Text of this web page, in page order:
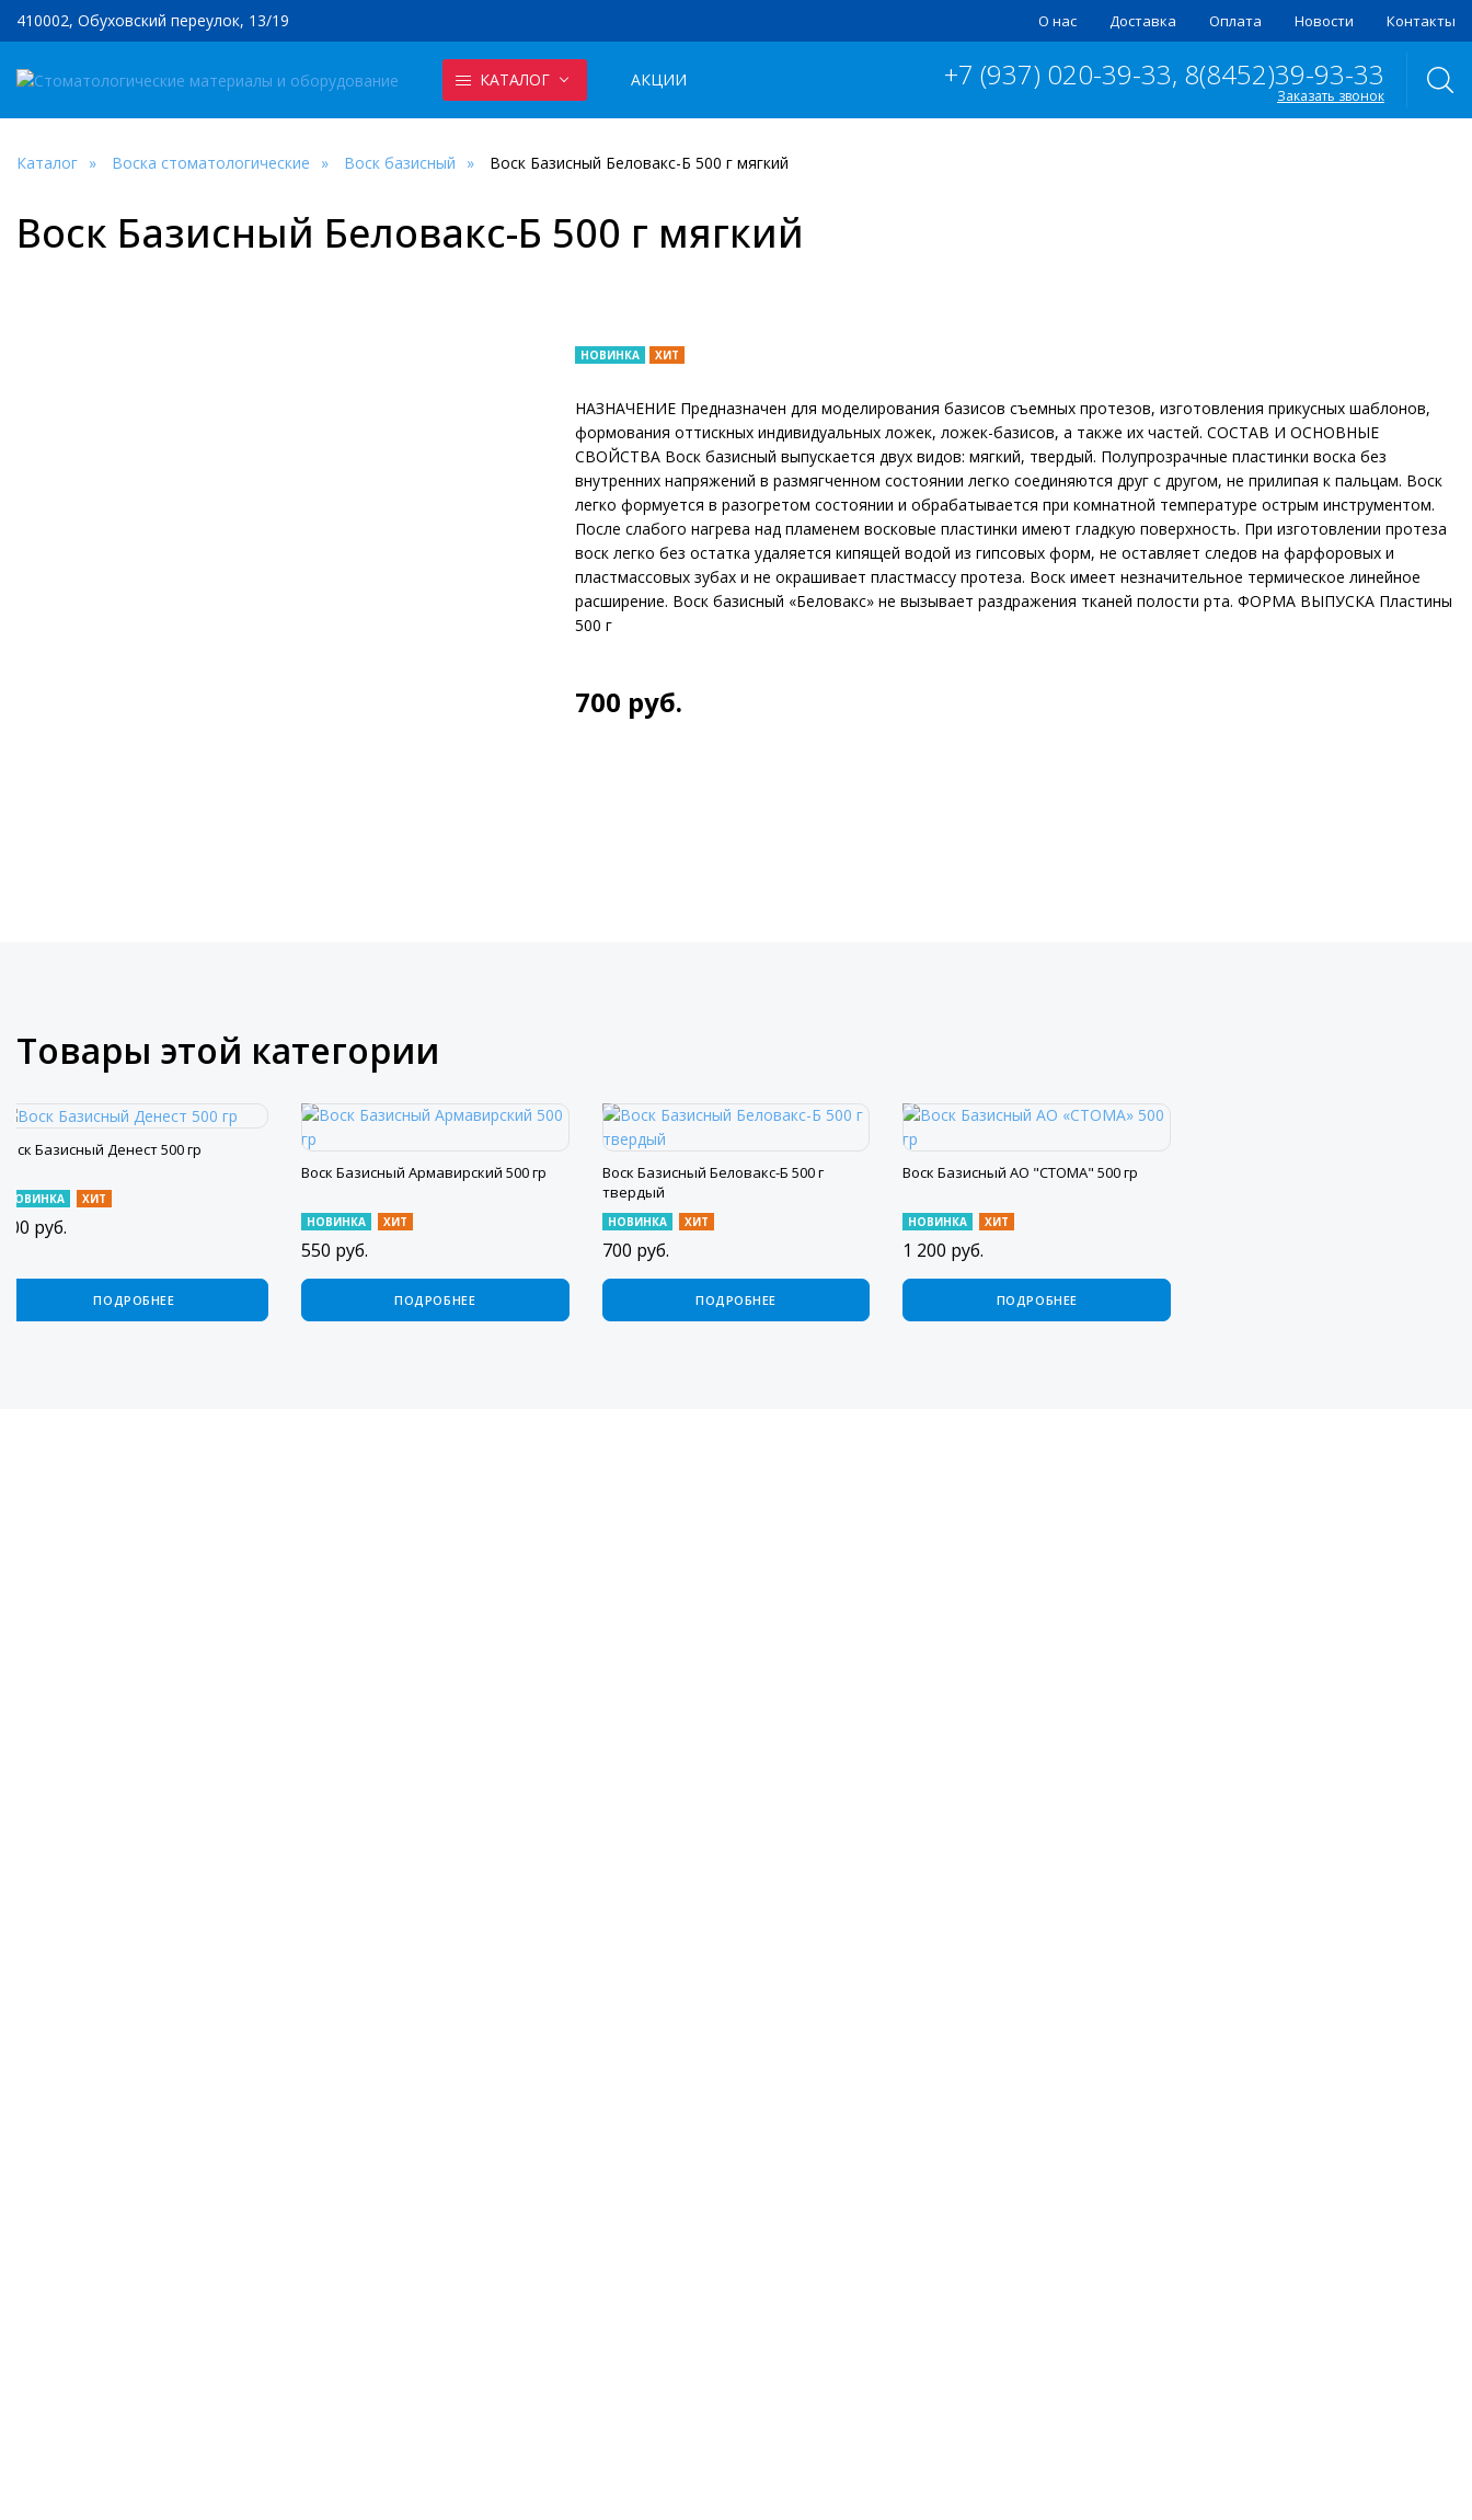
410002, Обуховский переулок, 13/19 О нас Доставка Оплата Новости Контакты
КАТАЛОГ АКЦИИ +7 (937) 020-39-33, 8(8452)39-93-33
Заказать звонок
Каталог Воска стоматологические Воск базисный Воск Базисный Беловакс-Б 500 г мягкий
Воск Базисный Беловакс-Б 500 г мягкий
НОВИНКА ХИТ
НАЗНАЧЕНИЕ Предназначен для моделирования базисов съемных протезов, изготовления прикусных шаблонов,
формования оттискных индивидуальных ложек, ложек-базисов, а также их частей. СОСТАВ И ОСНОВНЫЕ
СВОЙСТВА Воск базисный выпускается двух видов: мягкий, твердый. Полупрозрачные пластинки воска без
внутренних напряжений в размягченном состоянии легко соединяются друг с другом, не прилипая к пальцам. Воск
легко формуется в разогретом состоянии и обрабатывается при комнатной температуре острым инструментом.
После слабого нагрева над пламенем восковые пластинки имеют гладкую поверхность. При изготовлении протеза
воск легко без остатка удаляется кипящей водой из гипсовых форм, не оставляет следов на фарфоровых и
пластмассовых зубах и не окрашивает пластмассу протеза. Воск имеет незначительное термическое линейное
расширение. Воск базисный «Беловакс» не вызывает раздражения тканей полости рта. ФОРМА ВЫПУСКА Пластины
500 г
700 руб.
Товары этой категории
Воск Базисный Денест 500 гр
НОВИНКА ХИТ
900 руб.
ПОДРОБНЕЕ
Воск Базисный Армавирский 500 гр
НОВИНКА ХИТ
550 руб.
ПОДРОБНЕЕ
Воск Базисный Беловакс-Б 500 г
твердый
НОВИНКА ХИТ
700 руб.
ПОДРОБНЕЕ
Воск Базисный АО "СТОМА" 500 гр
НОВИНКА ХИТ
1 200 руб.
ПОДРОБНЕЕ